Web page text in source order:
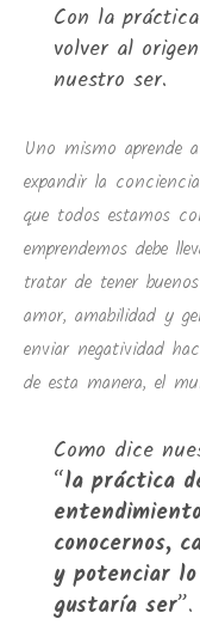
Con la
volver al
nuestro ser.
Uno mismo aprende
expandir la
que todos estamos
emprendemos debe
tratar de tener
amor, amabilidad y
enviar negatividad
de esta manera, el
Como dice
“la práctica
conocernos,
y potenciar
gustaría ser”.